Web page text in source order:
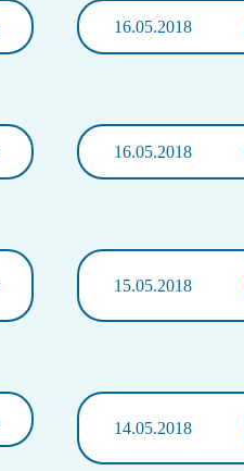
16.05.2018
16.05.2018
15.05.2018
14.05.2018